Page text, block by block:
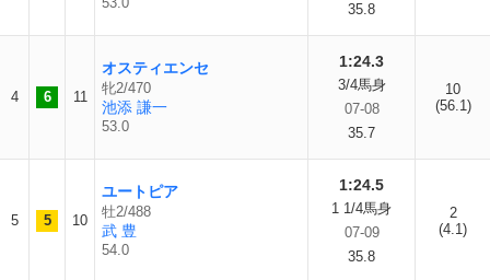
35.8
4 6 11
オスティエンセ
牝2/470
池添 謙一
53.0
1:24.3
3/4馬身
07-08
35.7
10
(56.1)
5 5 10
ユートピア
牡2/488
武 豊
54.0
1:24.5
1 1/4馬身
07-09
35.8
2
(4.1)